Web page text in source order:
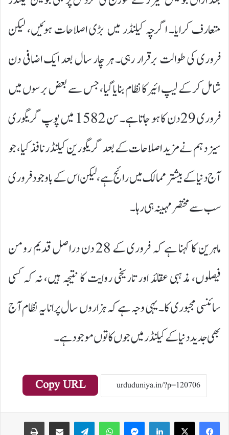
متعارف کرایا۔ اگرچہ کیلنڈر میں بڑی اصلاحات ہوئیں، لیکن
فروری کی طوالت برقرار رہی۔ ہر چار سال بعد ایک اضافی دن
شامل کر کے لیپ ائیر کا نظام بنایا گیا، جس سے بعض برسوں میں
فروری 29 دن کا ہو جاتا ہے۔ سن 1582 میں پوپ گریگوری
سیزدہم نے مزید اصلاحات کے بعد گریگورین کیلنڈر نافذ کیا، جو
آج دنیا کے بیشتر ممالک میں رائج ہے، لیکن اس کے باوجود فروری
سب سے مختصر مہینہ ہی رہا۔
ماہرین کا کہنا ہے کہ فروری کے 28 دن دراصل قدیم رومن
فیصلوں، مذہبی عقائد اور تاریخی روایت کا نتیجہ ہیں، نہ کہ کسی
سائنسی مجبوری کا۔ یہی وجہ ہے کہ ہزاروں سال پرانا یہ نظام آج
بھی جدید دنیا کے کیلنڈر میں جوں کا توں موجود ہے۔
Copy URL
LinkedIn
WhatsApp
Telegram